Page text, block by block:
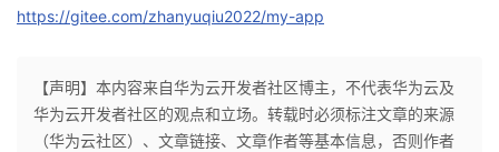
https://gitee.com/zhanyuqiu2022/my-app
【声明】本内容来自华为云开发者社区博主，不代表华为云及
华为云开发者社区的观点和立场。转载时必须标注文章的来源
（华为云社区）、文章链接、文章作者等基本信息，否则作者